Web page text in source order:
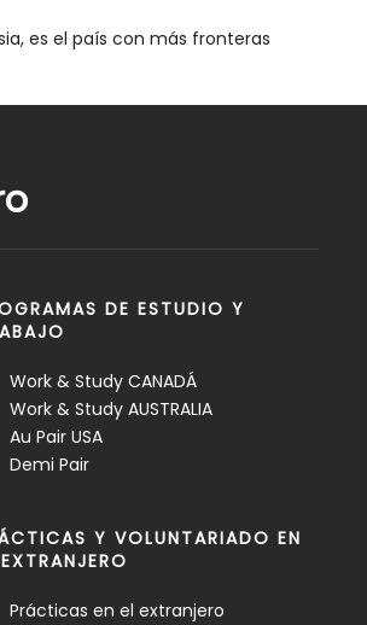
es el país con más fronteras
DE ESTUDIO Y
Work & Study CANADÁ
Work & Study AUSTRALIA
Au Pair USA
Demi Pair
Y VOLUNTARIADO EN
Prácticas en el extranjero